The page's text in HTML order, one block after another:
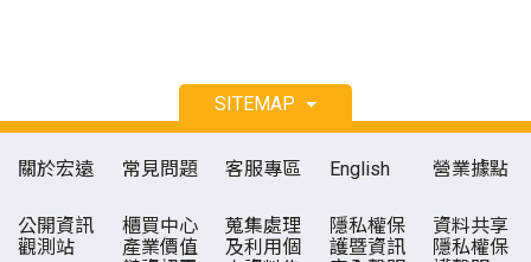
SITEMAP
關於宏遠 常見問題 客服專區 English 營業據點
公開資訊
觀測站
櫃買中心
產業價值
蒐集處理
及利用個
隱私權保
護暨資訊
資料共享
隱私權保